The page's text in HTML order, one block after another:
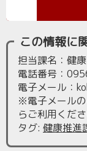
この情報に
担当課名：健
電話番号：
電子メール：
※電子メール
らご利用くださ
タグ: 健康推進